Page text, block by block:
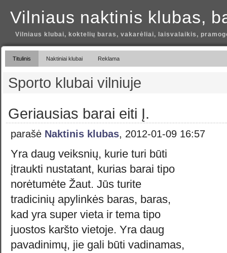
Vilniaus naktinis klubas,
Vilniaus klubai, koktelių baras, vakarėliai, laisvalaikis,
Titulinis Naktiniai klubai Reklama
Sporto klubai vilniuje
Geriausias barai eiti Į.
parašė Naktinis klubas, 2012-01-09 16:57
Yra daug veiksnių, kurie turi būti
įtraukti nustatant, kurias barai tipo
norėtumėte Žaut. Jūs turite
tradicinių apylinkės baras, baras,
kad yra super vieta ir tema tipo
juostos karšto vietoje. Yra daug
pavadinimų, jie gali būti vadinamas,